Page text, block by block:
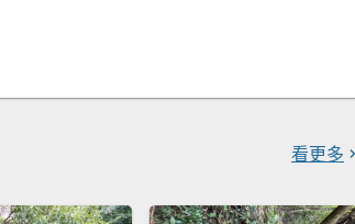
看更多